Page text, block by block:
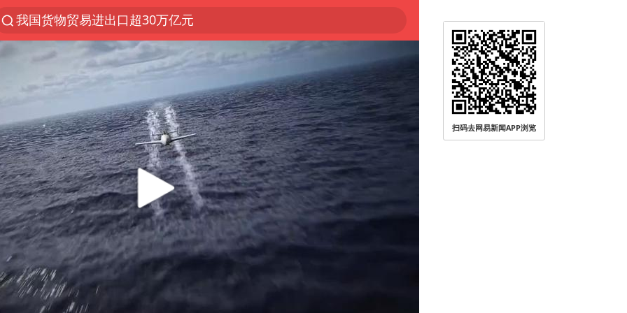
上半年我国机械工业经济运行稳中有进
官方通报教师招聘笔试前13名被淘汰
河南撤回“领导带薪错峰休假”通知
泰国枪击案凶手先杀祖父母后行凶
A股三大股指收涨
台风“白海豚”体型变大！环流面积接近13个浙江那么大
宇树科技中一签需缴款7.54万元
泰国校园枪击案死亡人数升至7人
四川宜宾市高县发生4.9级地震
“立秋的第一杯奶茶”又爆单了
国防部：中国军队坚决反制任何闹海挑衅图谋
扫码去网易新闻APP浏览